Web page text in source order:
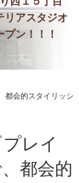
リアスタジオ
プン！！！
都会的スタイリッシ
レイ
都会的